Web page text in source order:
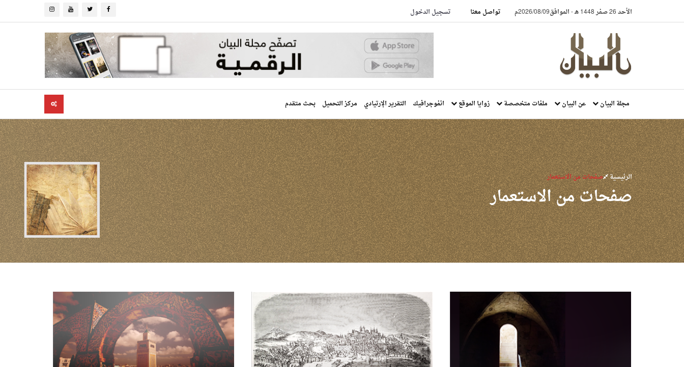
الأحد 26 صفر 1448 هـ -الموافق2026/08/09م تواصل معنا تسجيل الدخول
مجلة البيان عن البيان ملفات متخصصة زوايا الموقع انفوجرافيك التقرير الإرتيادي مركز التحميل بحث متقدم
الرئيسية صفحات من الاستعمار
صفحات من الاستعمار